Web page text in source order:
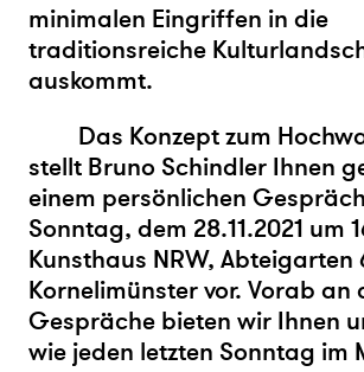
minimalen Eingriffen in die
traditionsreiche
auskommt.
Das Konzept zum
stellt Bruno Schindler Ihnen
einem persönlichen
Sonntag, dem 28.11.2021 um
Kunsthaus NRW, Abteigarten
Kornelimünster vor. Vorab an
Gespräche bieten wir Ihnen
wie jeden letzten Sonntag im